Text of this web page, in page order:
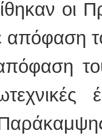
οι
απόφαση